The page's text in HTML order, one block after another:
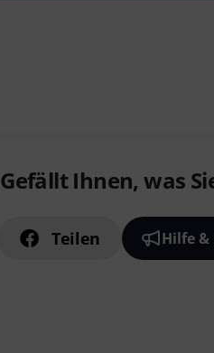
Gefällt Ihnen, was
Teilen Hilfe &